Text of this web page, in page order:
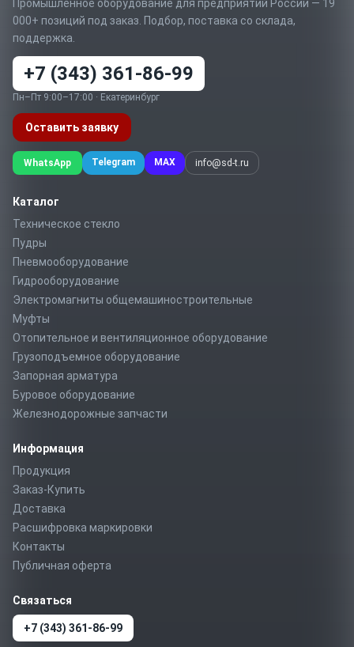
Промышленное оборудование для предприятий России — 19
000+ позиций под заказ. Подбор, поставка со склада,
поддержка.
+7 (343) 361-86-99
Пн–Пт 9:00–17:00 · Екатеринбург
Оставить заявку
WhatsApp Telegram MAX info@sd-t.ru
Каталог
Техническое стекло
Пудры
Пневмооборудование
Гидрооборудование
Электромагниты общемашиностроительные
Муфты
Отопительное и вентиляционное оборудование
Грузоподъемное оборудование
Запорная арматура
Буровое оборудование
Железнодорожные запчасти
Информация
Продукция
Заказ-Купить
Доставка
Расшифровка маркировки
Контакты
Публичная оферта
Связаться
+7 (343) 361-86-99